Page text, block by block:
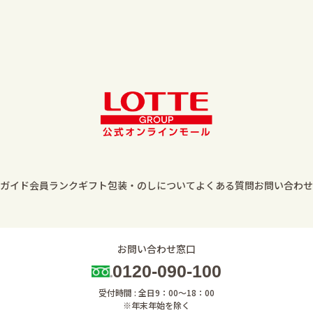
イド会員ランクギフト包装・のしについてよくある質問お問い合わせ
お問い合わせ窓口
0120-090-100
受付時間 : 全日9：00～18：00
※年末年始を除く